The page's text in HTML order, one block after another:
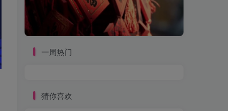
一周热门
猜你喜欢